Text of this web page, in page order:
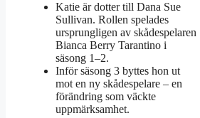
Katie är dotter till Dana Sue
Sullivan. Rollen spelades
ursprungligen av skådespelaren
Bianca Berry Tarantino i
säsong 1–2.
Inför säsong 3 byttes hon ut
mot en ny skådespelare – en
förändring som väckte
uppmärksamhet.